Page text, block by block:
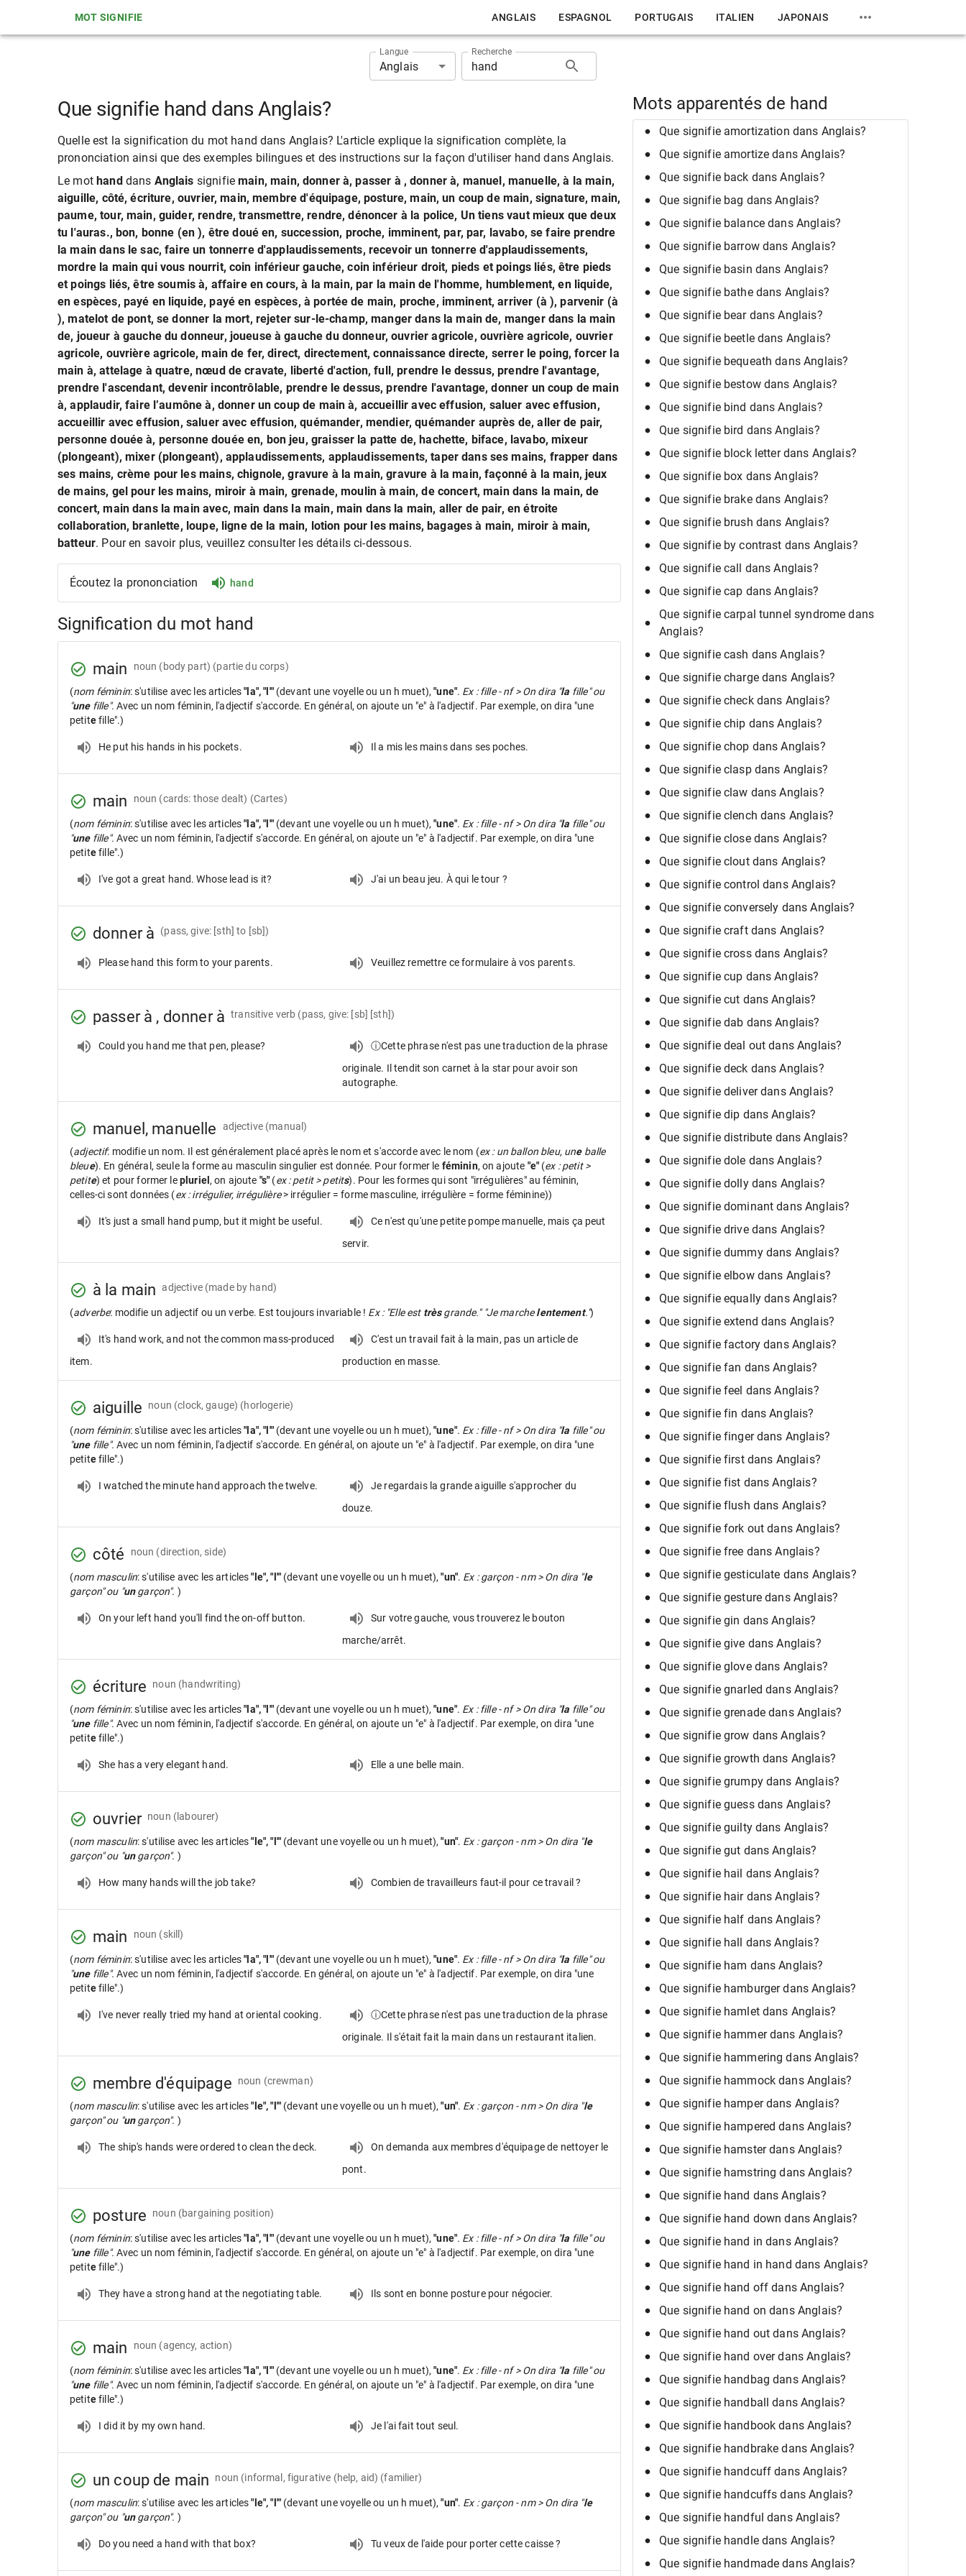
MOT SIGNIFIE ANGLAIS ESPAGNOL PORTUGAIS ITALIEN JAPONAIS
Langue
Anglais
Recherche
Que signifie hand dans Anglais?
Quelle est la signification du mot hand dans Anglais? L'article explique la signification complète, la
prononciation ainsi que des exemples bilingues et des instructions sur la façon d'utiliser hand dans Anglais.
Le mothanddans Anglais signifiemain, main, donner à, passer à , donner à, manuel, manuelle, à la main,
aiguille, côté, écriture, ouvrier, main, membre d'équipage, posture, main, un coup de main, signature, main,
paume, tour, main, guider, rendre, transmettre, rendre, dénoncer à la police, Un tiens vaut mieux que deux
tu l'auras., bon, bonne (en ), être doué en, succession, proche, imminent, par, par, lavabo, se faire prendre
la main dans le sac, faire un tonnerre d'applaudissements, recevoir un tonnerre d'applaudissements,
mordre la main qui vous nourrit, coin inférieur gauche, coin inférieur droit, pieds et poings liés, être pieds
et poings liés, être soumis à, affaire en cours, à la main, par la main de l'homme, humblement, en liquide,
en espèces, payé en liquide, payé en espèces, à portée de main, proche, imminent, arriver (à ), parvenir (à
), matelot de pont, se donner la mort, rejeter sur-le-champ, manger dans la main de, manger dans la main
de, joueur à gauche du donneur, joueuse à gauche du donneur, ouvrier agricole, ouvrière agricole, ouvrier
agricole, ouvrière agricole, main de fer, direct, directement, connaissance directe, serrer le poing, forcer la
main à, attelage à quatre, nœud de cravate, liberté d'action, full, prendre le dessus, prendre l'avantage,
prendre l'ascendant, devenir incontrôlable, prendre le dessus, prendre l'avantage, donner un coup de main
à, applaudir, faire l’aumône à, donner un coup de main à, accueillir avec effusion, saluer avec effusion,
accueillir avec effusion, saluer avec effusion, quémander, mendier, quémander auprès de, aller de pair,
personne douée à, personne douée en, bon jeu, graisser la patte de, hachette, biface, lavabo, mixeur
(plongeant), mixer (plongeant), applaudissements, applaudissements, taper dans ses mains, frapper dans
ses mains, crème pour les mains, chignole, gravure à la main, gravure à la main, façonné à la main, jeux
de mains, gel pour les mains, miroir à main, grenade, moulin à main, de concert, main dans la main, de
concert, main dans la main avec, main dans la main, main dans la main, aller de pair, en étroite
collaboration, branlette, loupe, ligne de la main, lotion pour les mains, bagages à main, miroir à main,
batteur. Pour en savoir plus, veuillez consulter les détails ci-dessous.
Écoutez la prononciation hand
Signification du mot hand
main noun (body part) (partie du corps)
(nom féminin: s'utilise avec les articles"la", "l'" (devant une voyelle ou un h muet),"une". Ex : fille - nf > On dira "la fille" ou
"unefille". Avec un nom féminin, l'adjectif s'accorde. En général, on ajoute un "e" à l'adjectif. Par exemple, on dira "une
petitefille".)
He put his hands in his pockets. Il a mis les mains dans ses poches.
main noun (cards: those dealt) (Cartes)
(nom féminin: s'utilise avec les articles"la", "l'" (devant une voyelle ou un h muet),"une". Ex : fille - nf > On dira "la fille" ou
"unefille". Avec un nom féminin, l'adjectif s'accorde. En général, on ajoute un "e" à l'adjectif. Par exemple, on dira "une
petitefille".)
I've got a great hand. Whose lead is it? J'ai un beau jeu. À qui le tour ?
donner à (pass, give: [sth] to [sb])
Please hand this form to your parents. Veuillez remettre ce formulaire à vos parents.
passer à , donner à transitive verb (pass, give: [sb] [sth])
Could you hand me that pen, please?
ⓘCette phrase n'est pas une traduction de la phrase
originale. Il tendit son carnet à la star pour avoir son
autographe.
manuel, manuelle adjective (manual)
(adjectif: modifie un nom. Il est généralement placé après le nom et s'accorde avec le nom (ex : un ballon bleu, uneballe
bleue). En général, seule la forme au masculin singulier est donnée. Pour former le féminin, on ajoute "e"(ex : petit >
petite) et pour former lepluriel , on ajoute "s" (ex : petit > petits). Pour les formes qui sont "irrégulières" au féminin,
celles-ci sont données (ex : irrégulier, irrégulière> irrégulier = forme masculine, irrégulière = forme féminine))
It's just a small hand pump, but it might be useful.
Ce n'est qu'une petite pompe manuelle, mais ça peut
servir.
à la main adjective (made by hand)
(adverbe: modifie un adjectif ou un verbe. Est toujours invariable ! Ex : "Elle est trèsgrande." "Je marchelentement.")
It's hand work, and not the common mass-produced
item.
C'est un travail fait à la main, pas un article de
production en masse.
aiguille noun (clock, gauge) (horlogerie)
(nom féminin: s'utilise avec les articles"la", "l'" (devant une voyelle ou un h muet),"une". Ex : fille - nf > On dira "la fille" ou
"unefille". Avec un nom féminin, l'adjectif s'accorde. En général, on ajoute un "e" à l'adjectif. Par exemple, on dira "une
petitefille".)
I watched the minute hand approach the twelve.
Je regardais la grande aiguille s'approcher du
douze.
côté noun (direction, side)
(nom masculin: s'utilise avec les articles"le", "l'" (devant une voyelle ou un h muet),"un". Ex : garçon - nm > On dira "le
garçon" ou "ungarçon". )
On your left hand you'll find the on-off button.
Sur votre gauche, vous trouverez le bouton
marche/arrêt.
écriture noun (handwriting)
(nom féminin: s'utilise avec les articles"la", "l'" (devant une voyelle ou un h muet),"une". Ex : fille - nf > On dira "la fille" ou
"unefille". Avec un nom féminin, l'adjectif s'accorde. En général, on ajoute un "e" à l'adjectif. Par exemple, on dira "une
petitefille".)
She has a very elegant hand. Elle a une belle main.
ouvrier noun (labourer)
(nom masculin: s'utilise avec les articles"le", "l'" (devant une voyelle ou un h muet),"un". Ex : garçon - nm > On dira "le
garçon" ou "ungarçon". )
How many hands will the job take? Combien de travailleurs faut-il pour ce travail ?
main noun (skill)
(nom féminin: s'utilise avec les articles"la", "l'" (devant une voyelle ou un h muet),"une". Ex : fille - nf > On dira "la fille" ou
"unefille". Avec un nom féminin, l'adjectif s'accorde. En général, on ajoute un "e" à l'adjectif. Par exemple, on dira "une
petitefille".)
I've never really tried my hand at oriental cooking.
ⓘCette phrase n'est pas une traduction de la phrase
originale. Il s'était fait la main dans un restaurant italien.
membre d'équipage noun (crewman)
(nom masculin: s'utilise avec les articles"le", "l'" (devant une voyelle ou un h muet),"un". Ex : garçon - nm > On dira "le
garçon" ou "ungarçon". )
The ship's hands were ordered to clean the deck.
On demanda aux membres d'équipage de nettoyer le
pont.
posture noun (bargaining position)
(nom féminin: s'utilise avec les articles"la", "l'" (devant une voyelle ou un h muet),"une". Ex : fille - nf > On dira "la fille" ou
"unefille". Avec un nom féminin, l'adjectif s'accorde. En général, on ajoute un "e" à l'adjectif. Par exemple, on dira "une
petitefille".)
They have a strong hand at the negotiating table. Ils sont en bonne posture pour négocier.
main noun (agency, action)
(nom féminin: s'utilise avec les articles"la", "l'" (devant une voyelle ou un h muet),"une". Ex : fille - nf > On dira "la fille" ou
"unefille". Avec un nom féminin, l'adjectif s'accorde. En général, on ajoute un "e" à l'adjectif. Par exemple, on dira "une
petitefille".)
I did it by my own hand. Je l'ai fait tout seul.
un coup de main noun (informal, figurative (help, aid) (familier)
(nom masculin: s'utilise avec les articles"le", "l'" (devant une voyelle ou un h muet),"un". Ex : garçon - nm > On dira "le
garçon" ou "ungarçon". )
Do you need a hand with that box? Tu veux de l'aide pour porter cette caisse ?
Mots apparentés de hand
Que signifie amortization dans Anglais?
Que signifie amortize dans Anglais?
Que signifie back dans Anglais?
Que signifie bag dans Anglais?
Que signifie balance dans Anglais?
Que signifie barrow dans Anglais?
Que signifie basin dans Anglais?
Que signifie bathe dans Anglais?
Que signifie bear dans Anglais?
Que signifie beetle dans Anglais?
Que signifie bequeath dans Anglais?
Que signifie bestow dans Anglais?
Que signifie bind dans Anglais?
Que signifie bird dans Anglais?
Que signifie block letter dans Anglais?
Que signifie box dans Anglais?
Que signifie brake dans Anglais?
Que signifie brush dans Anglais?
Que signifie by contrast dans Anglais?
Que signifie call dans Anglais?
Que signifie cap dans Anglais?
Que signifie carpal tunnel syndrome dans
Anglais?
Que signifie cash dans Anglais?
Que signifie charge dans Anglais?
Que signifie check dans Anglais?
Que signifie chip dans Anglais?
Que signifie chop dans Anglais?
Que signifie clasp dans Anglais?
Que signifie claw dans Anglais?
Que signifie clench dans Anglais?
Que signifie close dans Anglais?
Que signifie clout dans Anglais?
Que signifie control dans Anglais?
Que signifie conversely dans Anglais?
Que signifie craft dans Anglais?
Que signifie cross dans Anglais?
Que signifie cup dans Anglais?
Que signifie cut dans Anglais?
Que signifie dab dans Anglais?
Que signifie deal out dans Anglais?
Que signifie deck dans Anglais?
Que signifie deliver dans Anglais?
Que signifie dip dans Anglais?
Que signifie distribute dans Anglais?
Que signifie dole dans Anglais?
Que signifie dolly dans Anglais?
Que signifie dominant dans Anglais?
Que signifie drive dans Anglais?
Que signifie dummy dans Anglais?
Que signifie elbow dans Anglais?
Que signifie equally dans Anglais?
Que signifie extend dans Anglais?
Que signifie factory dans Anglais?
Que signifie fan dans Anglais?
Que signifie feel dans Anglais?
Que signifie fin dans Anglais?
Que signifie finger dans Anglais?
Que signifie first dans Anglais?
Que signifie fist dans Anglais?
Que signifie flush dans Anglais?
Que signifie fork out dans Anglais?
Que signifie free dans Anglais?
Que signifie gesticulate dans Anglais?
Que signifie gesture dans Anglais?
Que signifie gin dans Anglais?
Que signifie give dans Anglais?
Que signifie glove dans Anglais?
Que signifie gnarled dans Anglais?
Que signifie grenade dans Anglais?
Que signifie grow dans Anglais?
Que signifie growth dans Anglais?
Que signifie grumpy dans Anglais?
Que signifie guess dans Anglais?
Que signifie guilty dans Anglais?
Que signifie gut dans Anglais?
Que signifie hail dans Anglais?
Que signifie hair dans Anglais?
Que signifie half dans Anglais?
Que signifie hall dans Anglais?
Que signifie ham dans Anglais?
Que signifie hamburger dans Anglais?
Que signifie hamlet dans Anglais?
Que signifie hammer dans Anglais?
Que signifie hammering dans Anglais?
Que signifie hammock dans Anglais?
Que signifie hamper dans Anglais?
Que signifie hampered dans Anglais?
Que signifie hamster dans Anglais?
Que signifie hamstring dans Anglais?
Que signifie hand dans Anglais?
Que signifie hand down dans Anglais?
Que signifie hand in dans Anglais?
Que signifie hand in hand dans Anglais?
Que signifie hand off dans Anglais?
Que signifie hand on dans Anglais?
Que signifie hand out dans Anglais?
Que signifie hand over dans Anglais?
Que signifie handbag dans Anglais?
Que signifie handball dans Anglais?
Que signifie handbook dans Anglais?
Que signifie handbrake dans Anglais?
Que signifie handcuff dans Anglais?
Que signifie handcuffs dans Anglais?
Que signifie handful dans Anglais?
Que signifie handle dans Anglais?
Que signifie handmade dans Anglais?